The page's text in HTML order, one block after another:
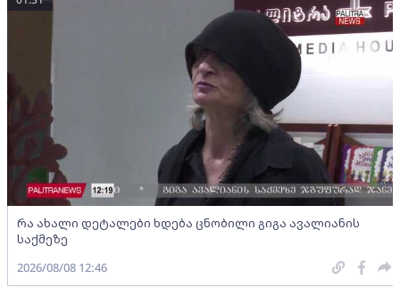
რა ახალი დეტალები ხდება ცნობილი გიგა ავალიანის
საქმეზე
2026/08/08 12:46